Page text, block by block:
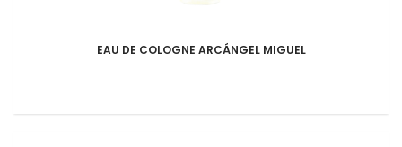
EAU DE COLOGNE ARCÁNGEL MIGUEL